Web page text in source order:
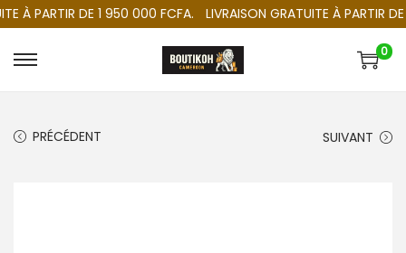
À PARTIR DE 1 950 000 FCFA. LIVRAISON GRATUITE À PARTIR DE
0
PRÉCÉDENT SUIVANT